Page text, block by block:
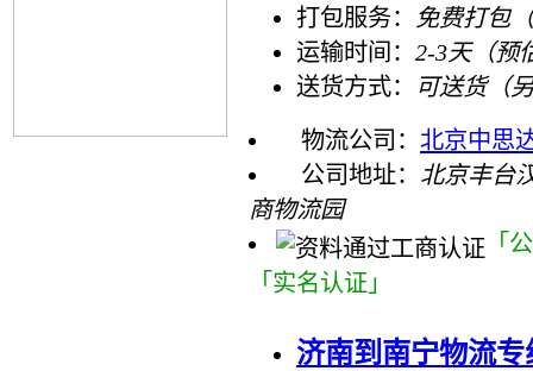
打包服务：
免费打包
运输时间： 2-3天（预
送货方式：
可送货（
物流公司： 北京中思
公司地址： 北京丰台
商物流园
「
「实名认证」
济南到南宁物流